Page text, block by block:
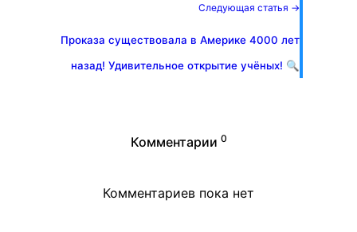
Следующая статья →
Проказа существовала в Америке 4000 лет
назад! Удивительное открытие учёных! 🔍
Комментарии 0
Комментариев пока нет